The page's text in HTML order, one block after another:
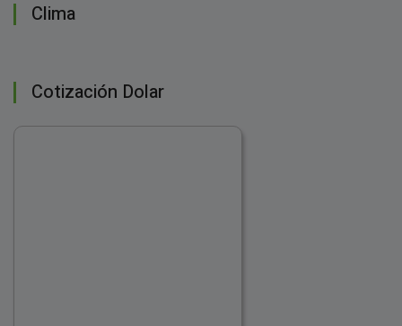
Clima
Cotización Dolar